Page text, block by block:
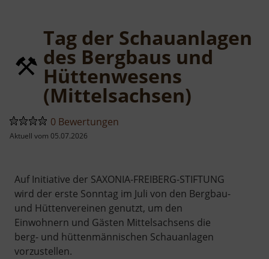
Tag der Schauanlagen
des Bergbaus und
Hüttenwesens
(Mittelsachsen)
0 Bewertungen
Aktuell vom 05.07.2026
Auf Initiative der SAXONIA-FREIBERG-STIFTUNG
wird der erste Sonntag im Juli von den Bergbau-
und Hüttenvereinen genutzt, um den
Einwohnern und Gästen Mittelsachsens die
berg- und hüttenmännischen Schauanlagen
vorzustellen.